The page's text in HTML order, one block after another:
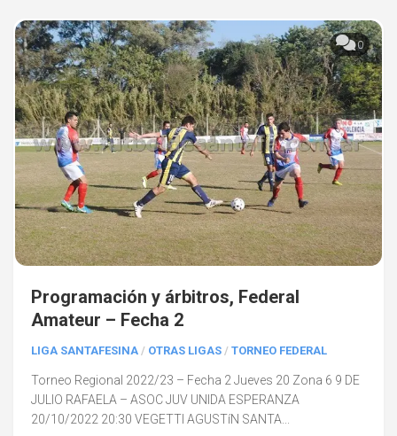
0
Programación y árbitros, Federal
Amateur – Fecha 2
LIGA SANTAFESINA / OTRAS LIGAS / TORNEO FEDERAL
Torneo Regional 2022/23 – Fecha 2 Jueves 20 Zona 6 9 DE
JULIO RAFAELA – ASOC JUV UNIDA ESPERANZA
20/10/2022 20:30 VEGETTI AGUSTíN SANTA...